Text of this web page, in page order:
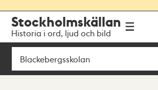
navigationen
huvudinnehållet
Stockholmskällan
Historia i ord, ljud och bild
Sök